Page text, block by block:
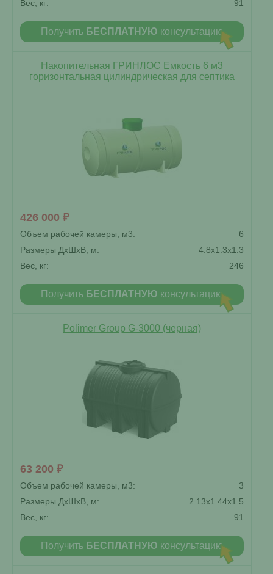
Вес, кг:
91
Получить БЕСПЛАТНУЮ консультацию
Накопительная ГРИНЛОС Емкость 6 м3
горизонтальная цилиндрическая для септика
426 000 ₽
Объем рабочей камеры, м3:
6
Размеры ДxШxВ, м:
4.8x1.3x1.3
Вес, кг:
246
Получить БЕСПЛАТНУЮ консультацию
Polimer Group G-3000 (черная)
63 200 ₽
Объем рабочей камеры, м3:
3
Размеры ДxШxВ, м:
2.13x1.44x1.5
Вес, кг:
91
Получить БЕСПЛАТНУЮ консультацию